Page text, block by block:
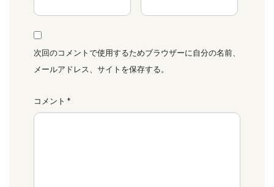
次回のコメントで使用するためブラウザーに自分の名前、
メールアドレス、サイトを保存する。
コメント *